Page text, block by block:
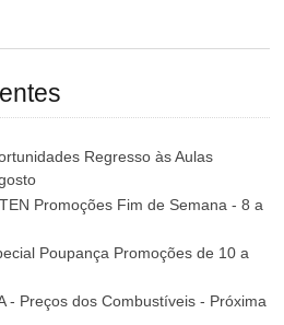
Regresso às Aulas
Promoções Fim de Semana - 8 a
Poupança Promoções de 10 a
- Preços dos Combustíveis - Próxima